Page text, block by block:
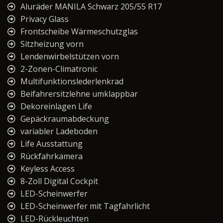
Aluräder MANILA Schwarz 205/55 R17
Privacy Glass
Frontscheibe Wärmeschutzglas
Sitzheizung vorn
Lendenwirbelstützen vorn
2-Zonen-Climatronic
Multifunktionslederlenkrad
Beifahrersitzlehne umklappbar
Dekoreinlagen Life
Gepäckraumabdeckung
variabler Ladeboden
Life Ausstattung
Rückfahrkamera
Keyless Access
8-Zoll Digital Cockpit
LED-Scheinwerfer
LED-Scheinwerfer mit Tagfahrlicht
LED-Rückleuchten